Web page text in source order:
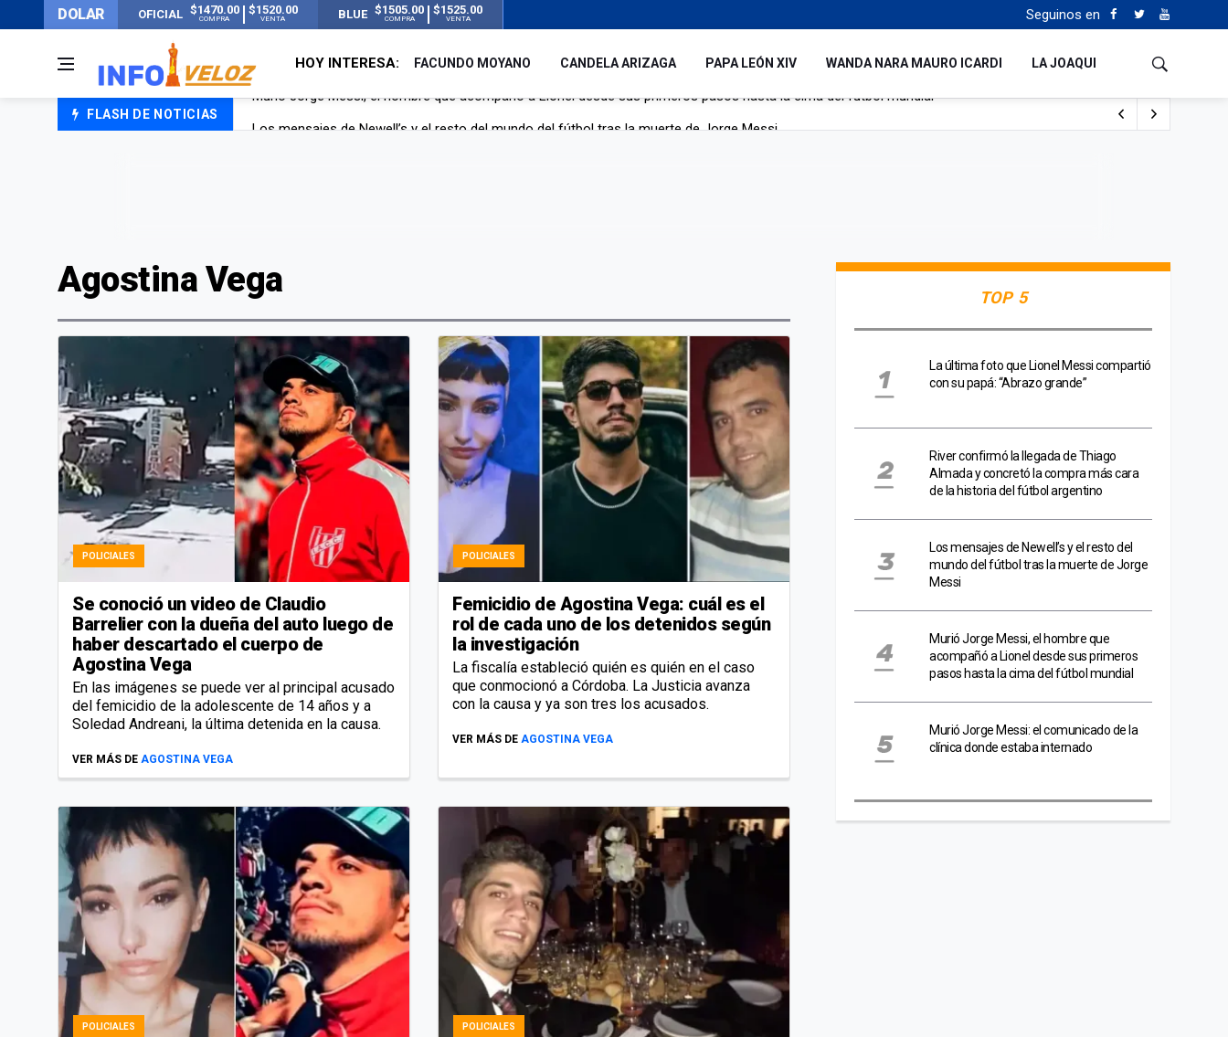
DOLAR OFICIAL $1470.00
COMPRA
$1520.00
VENTA BLUE $1505.00
COMPRA
$1525.00
VENTA Seguinos en
HOY INTERESA: FACUNDO MOYANO CANDELA ARIZAGA PAPA LEÓN XIV WANDA NARA MAURO ICARDI LA JOAQUI
FLASH DE NOTICIAS
Agostina Vega
POLICIALES
Se conoció un video de Claudio
Barrelier con la dueña del auto luego de
haber descartado el cuerpo de
Agostina Vega
En las imágenes se puede ver al principal acusado
del femicidio de la adolescente de 14 años y a
Soledad Andreani, la última detenida en la causa.
VER MÁS DE AGOSTINA VEGA
POLICIALES
Femicidio de Agostina Vega: cuál es el
rol de cada uno de los detenidos según
la investigación
La fiscalía estableció quién es quién en el caso
que conmocionó a Córdoba. La Justicia avanza
con la causa y ya son tres los acusados.
VER MÁS DE AGOSTINA VEGA
POLICIALES POLICIALES
TOP 5
La última foto que Lionel Messi compartió
con su papá: “Abrazo grande”
River confirmó la llegada de Thiago
Almada y concretó la compra más cara
de la historia del fútbol argentino
Los mensajes de Newell’s y el resto del
mundo del fútbol tras la muerte de Jorge
Messi
Murió Jorge Messi, el hombre que
acompañó a Lionel desde sus primeros
pasos hasta la cima del fútbol mundial
Murió Jorge Messi: el comunicado de la
clínica donde estaba internado